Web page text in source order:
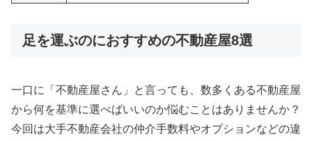
足を運ぶのにおすすめの不動産屋8選
一口に「不動産屋さん」と言っても、数多くある不動産屋
から何を基準に選べばいいのか悩むことはありませんか？
今回は大手不動産会社の仲介手数料やオプションなどの違